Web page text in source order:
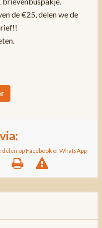
de €25, delen we de
op Facebook of WhatsApp